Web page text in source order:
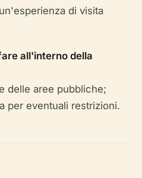
di visita
all'interno della
delle aree pubbliche;
per eventuali restrizioni.